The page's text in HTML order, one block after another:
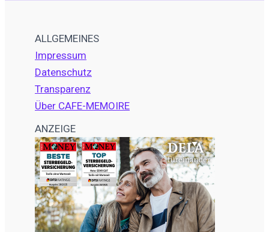
ALLGEMEINES
Impressum
Datenschutz
Transparenz
Über CAFE-MEMOIRE
ANZEIGE